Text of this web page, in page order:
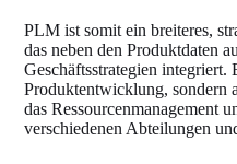
PLM ist somit ein breiteres,
das neben den Produktdaten
Geschäftsstrategien integriert.
Produktentwicklung, sondern
das Ressourcenmanagement
verschiedenen Abteilungen